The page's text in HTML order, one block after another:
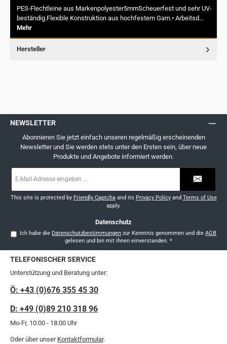
PES-Flechtleine aus Markenpolyester5mmScheuerfest und sehr UV-
beständig.Flexible Konstruktion aus hochfestem Garn.• Arbeitsd…
Mehr
Hersteller
NEWSLETTER
Abonnieren Sie jetzt einfach unseren regelmäßig erscheinenden
Newsletter und Sie werden stets unter den Ersten sein, über neue
Produkte und Angebote informiert werden.
Mail-
*
This site is protected by Friendly Captchaand its Privacy Policyand Terms of Use
apply.
Datenschutz
Ich habe die Datenschutzbestimmungen zur Kenntnis genommen und dieAGB
gelesen und bin mit ihnen einverstanden. *
TELEFONISCHER SERVICE
Unterstützung und Beratung unter:
Ö: +43 (0)676 355 45 30
D: +49 (0)89 210 318 96
Mo-Fr, 10:00 - 18:00 Uhr
Oder über unser Kontaktformular.